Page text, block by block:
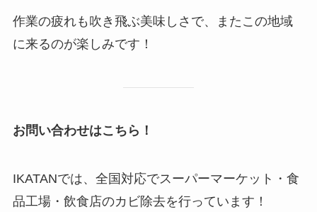
作業の疲れも吹き飛ぶ美味しさで、またこの地域
に来るのが楽しみです！
お問い合わせはこちら！
IKATANでは、全国対応でスーパーマーケット・食
品工場・飲食店のカビ除去を行っています！